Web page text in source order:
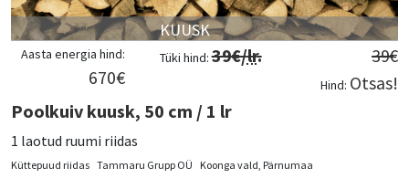
KUUSK
Hind:
39€
Otsas!
Tüki hind: 39€/lr.
Aasta energia hind:
670€
Poolkuiv kuusk, 50 cm / 1 lr
1 laotud ruumi riidas
Küttepuud riidas Tammaru Grupp OÜ Koonga vald, Pärnumaa